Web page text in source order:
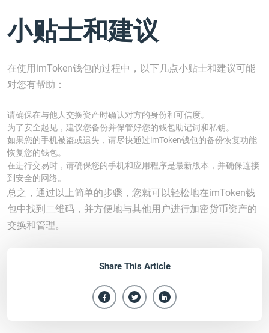
小贴士和建议
在使用imToken钱包的过程中，以下几点小贴士和建议可能
对您有帮助：
请确保在与他人交换资产时确认对方的身份和可信度。
为了安全起见，建议您备份并保管好您的钱包助记词和私钥。
如果您的手机被盗或遗失，请尽快通过imToken钱包的备份恢复功能
恢复您的钱包。
在进行交易时，请确保您的手机和应用程序是最新版本，并确保连接
到安全的网络。
总之，通过以上简单的步骤，您就可以轻松地在imToken钱
包中找到二维码，并方便地与其他用户进行加密货币资产的
交换和管理。
Share This Article